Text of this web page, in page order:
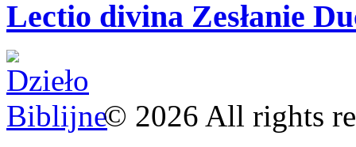
Lectio divina Zesłanie
© 2026 All rights